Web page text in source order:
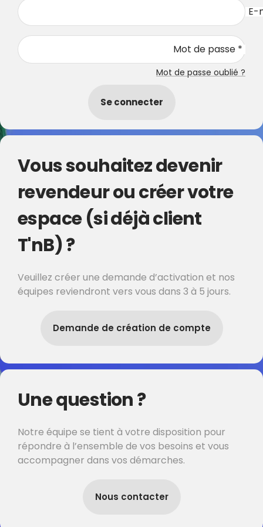
E-
Mot de passe *
Mot de passe oublié ?
Se connecter
Vous souhaitez devenir
revendeur ou créer votre
espace (si déjà client
T'nB) ?
Veuillez créer une demande d’activation et nos
équipes reviendront vers vous dans 3 à 5 jours.
Demande de création de compte
Une question ?
Notre équipe se tient à votre disposition pour
répondre à l’ensemble de vos besoins et vous
accompagner dans vos démarches.
Nous contacter